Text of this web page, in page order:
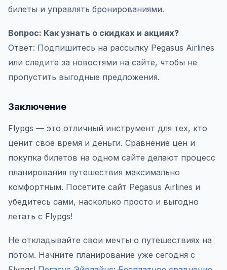
билеты и управлять бронированиями.
Вопрос: Как узнать о скидках и акциях?
Ответ: Подпишитесь на рассылку Pegasus Airlines
или следите за новостями на сайте, чтобы не
пропустить выгодные предложения.
Заключение
Flypgs — это отличный инструмент для тех, кто
ценит свое время и деньги. Сравнение цен и
покупка билетов на одном сайте делают процесс
планирования путешествия максимально
комфортным. Посетите сайт Pegasus Airlines и
убедитесь сами, насколько просто и выгодно
летать с Flypgs!
Не откладывайте свои мечты о путешествиях на
потом. Начните планирование уже сегодня с